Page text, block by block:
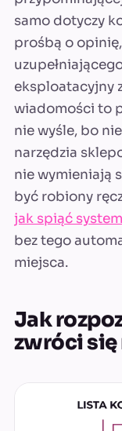
samo dotyczy
prośbą o
eksploatacyjny
wiadomości to
nie wyśle, bo
narzędzia
nie wymieniają
być robiony
jak spiąć
bez tego
miejsca.
Jak
zwróci